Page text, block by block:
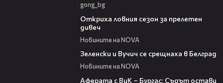
gong_bg
Откриха ловния сезон за прелетен
дивеч
Новините на NOVA
Зеленски и Вучич се срещнаха в Белград
Новините на NOVA
Аферата с ВиК – Бургас: Съдът остави